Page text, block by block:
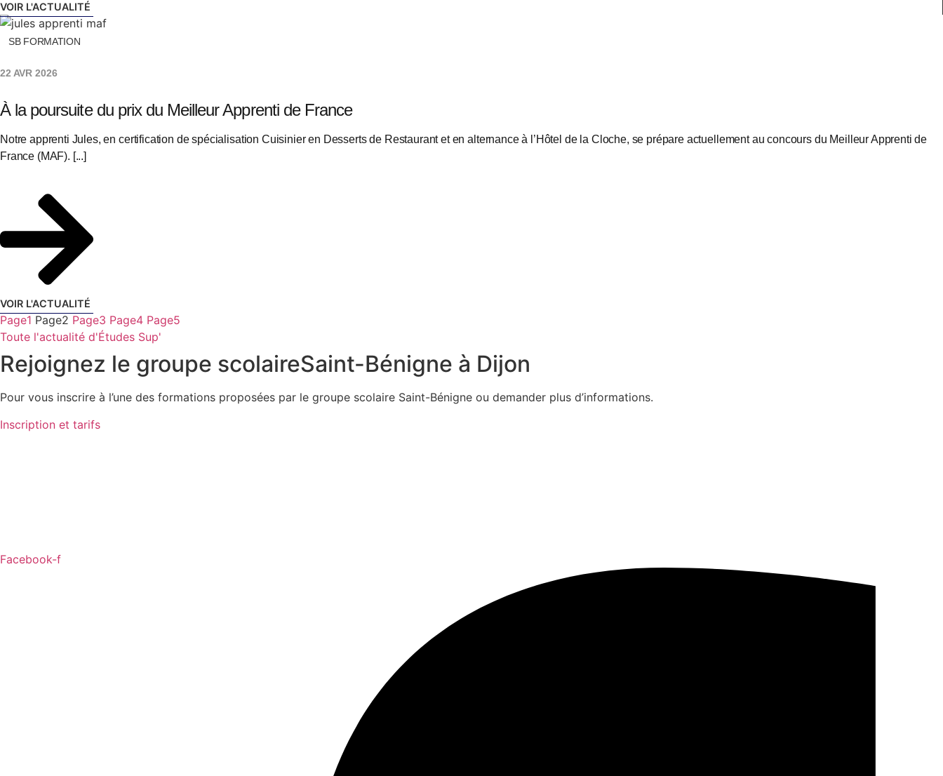
VOIR L'ACTUALITÉ
SB FORMATION
22 AVR 2026
À la poursuite du prix du Meilleur Apprenti de France
Notre apprenti Jules, en certification de spécialisation Cuisinier en Desserts de Restaurant et en alternance à l’Hôtel de la Cloche, se prépare actuellement au concours du Meilleur Apprenti de
France (MAF). [...]
VOIR L'ACTUALITÉ
Page1 Page2 Page3 Page4 Page5
Toute l'actualité d'Études Sup'
Rejoignez le groupe scolaireSaint-Bénigne à Dijon
Pour vous inscrire à l’une des formations proposées par le groupe scolaire Saint-Bénigne ou demander plus d’informations.
Inscription et tarifs
Facebook-f